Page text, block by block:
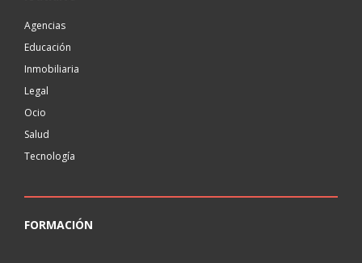
Agencias
Educación
Inmobiliaria
Legal
Ocio
Salud
Tecnología
FORMACIÓN